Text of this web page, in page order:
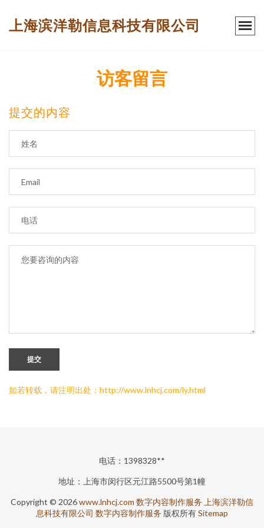
上海滨洋勒信息科技有限公司
访客留言
提交的内容
提交
如若转载，请注明出处：http://www.lnhcj.com/ly.html
电话：1398328**
地址：上海市闵行区元江路5500号第1幢
Copyright © 2026www.lnhcj.com 数字内容制作服务 上海滨洋勒信
息科技有限公司 数字内容制作服务 版权所有Sitemap